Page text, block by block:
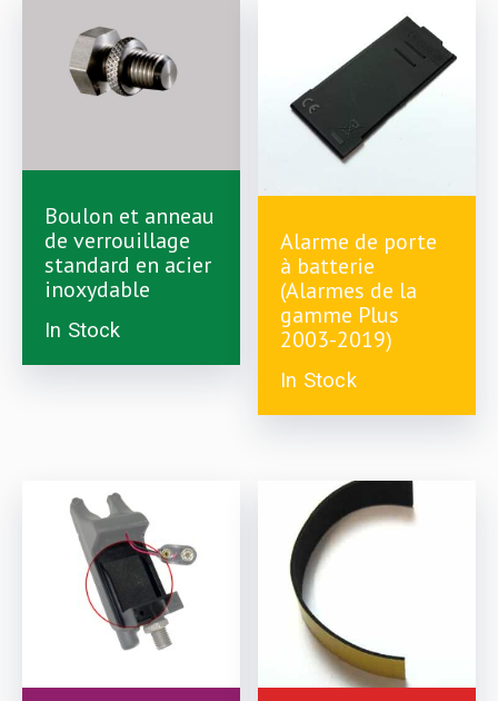
Boulon et anneau
de verrouillage
standard en acier
inoxydable
In Stock
£4.00
Alarme de porte
à batterie
(Alarmes de la
gamme Plus
2003-2019)
In Stock
£3.98